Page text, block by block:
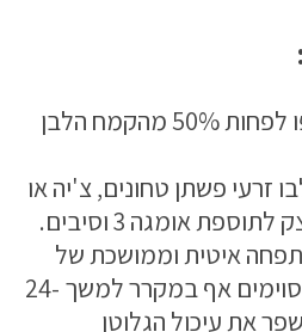
החליפו לפחות 50% מהקמח הלבן
זרעי פשתן טחונים, צ'יה או
אומגה 3 וסיבים.
איטית וממושכת של
הבצק (במקרים מסוימים אף במקרר למשך 24-
את עיכול הגלוטן